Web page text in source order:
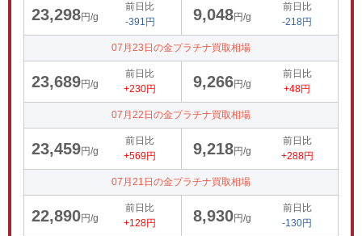
23,298円/g
前日比
-391円
9,048円/g
前日比
-218円
07月23日の金プラチナ買取相場
23,689円/g
前日比
+230円
9,266円/g
前日比
+48円
07月22日の金プラチナ買取相場
23,459円/g
前日比
+569円
9,218円/g
前日比
+288円
07月21日の金プラチナ買取相場
22,890円/g
前日比
+128円
8,930円/g
前日比
-130円